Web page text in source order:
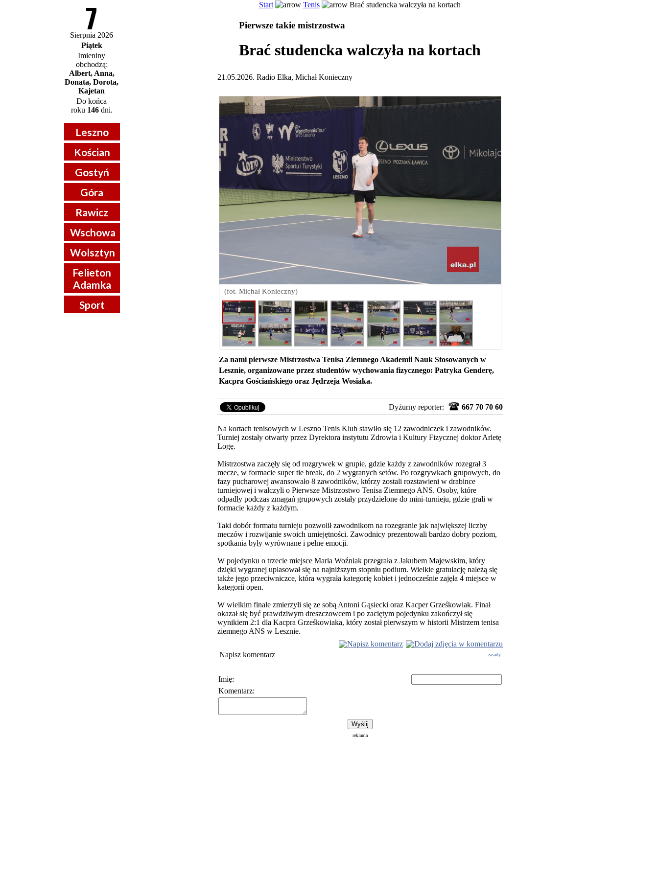
7
Sierpnia 2026
Piątek
Imieniny
obchodzą:
Albert, Anna,
Donata, Dorota,
Kajetan
Do końca
roku 146dni.
Leszno
Kościan
Gostyń
Góra
Rawicz
Wschowa
Wolsztyn
Felieton
Adamka
Sport
Start Tenis Brać studencka walczyła na kortach
Pierwsze takie mistrzostwa
Brać studencka walczyła na kortach
21.05.2026. Radio Elka, Michał Konieczny
(fot. Michał Konieczny)
Za nami pierwsze Mistrzostwa Tenisa Ziemnego Akademii Nauk Stosowanych w
Lesznie, organizowane przez studentów wychowania fizycznego: Patryka Genderę,
Kacpra Gościańskiego oraz Jędrzeja Wosiaka.
Dyżurny reporter: 667 70 70 60
Na kortach tenisowych w Leszno Tenis Klub stawiło się 12 zawodniczek i zawodników.
Turniej zostały otwarty przez Dyrektora instytutu Zdrowia i Kultury Fizycznej doktor Arletę
Logę.
Mistrzostwa zaczęły się od rozgrywek w grupie, gdzie każdy z zawodników rozegrał 3
mecze, w formacie super tie break, do 2 wygranych setów. Po rozgrywkach grupowych, do
fazy pucharowej awansowało 8 zawodników, którzy zostali rozstawieni w drabince
turniejowej i walczyli o Pierwsze Mistrzostwo Tenisa Ziemnego ANS. Osoby, które
odpadły podczas zmagań grupowych zostały przydzielone do mini-turnieju, gdzie grali w
formacie każdy z każdym.
Taki dobór formatu turnieju pozwolił zawodnikom na rozegranie jak największej liczby
meczów i rozwijanie swoich umiejętności. Zawodnicy prezentowali bardzo dobry poziom,
spotkania były wyrównane i pełne emocji.
W pojedynku o trzecie miejsce Maria Woźniak przegrała z Jakubem Majewskim, który
dzięki wygranej uplasował się na najniższym stopniu podium. Wielkie gratulację należą się
także jego przeciwniczce, która wygrała kategorię kobiet i jednocześnie zajęła 4 miejsce w
kategorii open.
W wielkim finale zmierzyli się ze sobą Antoni Gąsiecki oraz Kacper Grześkowiak. Finał
okazał się być prawdziwym dreszczowcem i po zaciętym pojedynku zakończył się
wynikiem 2:1 dla Kacpra Grześkowiaka, który został pierwszym w historii Mistrzem tenisa
ziemnego ANS w Lesznie.
Napisz komentarz
Dodaj zdjęcia w komentarzu
Napisz komentarz
zasady
Imię:
Komentarz:
reklama